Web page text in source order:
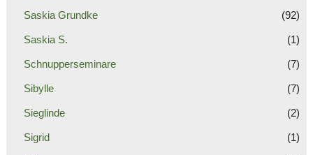
Saskia Grundke (92)
Saskia S. (1)
Schnupperseminare (7)
Sibylle (7)
Sieglinde (2)
Sigrid (1)